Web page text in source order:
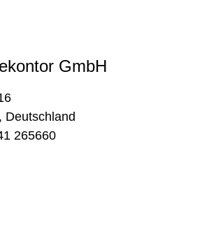
GmbH
Deutschland
265660